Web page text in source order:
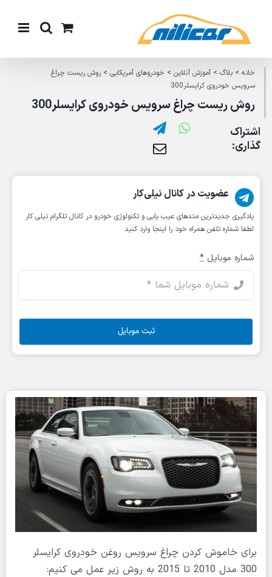
content
خانه> بلاگ> آموزش آنلاین> خودروهای آمریکایی> روش ریست چراغ
سرویس خودروی کرایسلر300
روش ریست چراغ سرویس خودروی کرایسلر300
اشتراک
گذاری:
برای خاموش کردن چراغ سرویس روغن خودروی کرایسلر
300 مدل 2010 تا 2015 به روش زیر عمل می کنیم:
عضویت در کانال نیلی‌کار
یادگیری جدیدترین متد‌های عیب یابی‌ و تکنولوژی خودرو در کانال تلگرام نیلی کار
لطفا شماره تلفن همراه خود را اینجا وارد کنید
شماره موبایل *
ثبت موبایل